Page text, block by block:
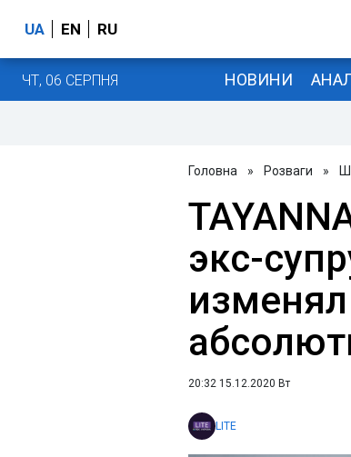
UA EN RU
ЧТ, 06 СЕРПНЯ НОВИНИ
Головна » Розваги »
экс-
20:32 15.12.2020 Вт
LITE